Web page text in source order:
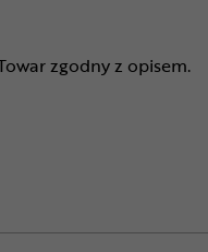
zgodny z opisem.